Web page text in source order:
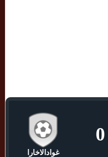
0
غوادالاخارا